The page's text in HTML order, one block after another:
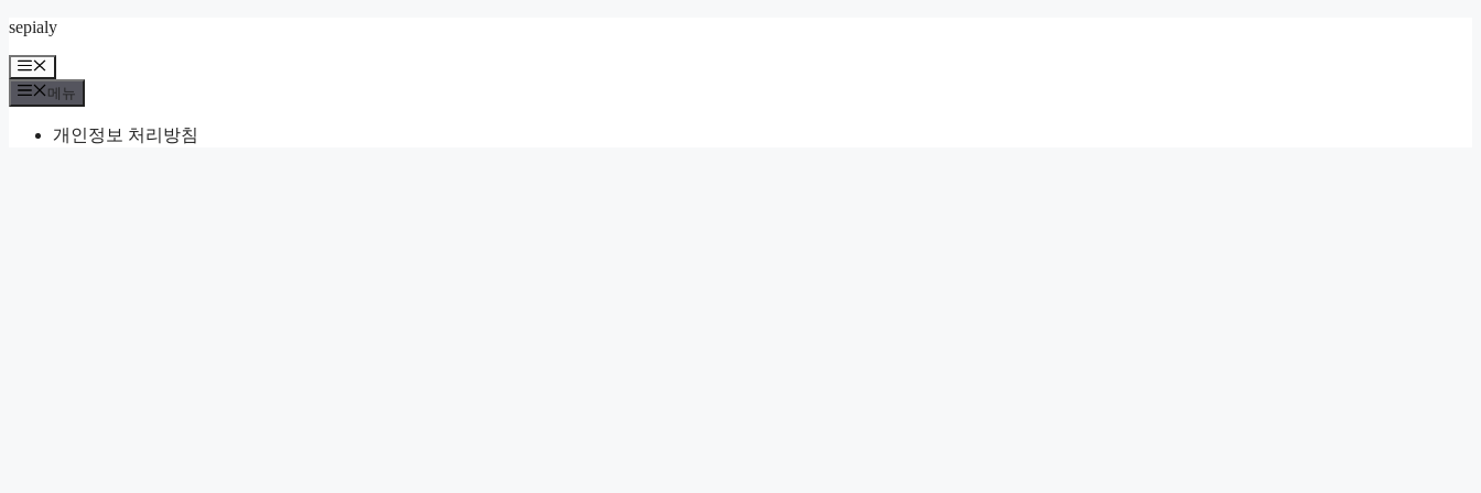
컨
츠
로
sepialy
메
뉴
메뉴
개인정보 처리방침